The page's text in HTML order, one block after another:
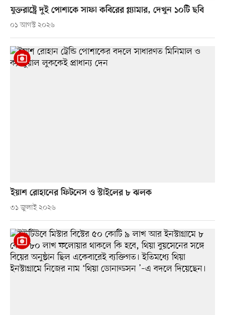
যুক্তরাষ্ট্রে দুই পোশাকে সাফা কবিরের গ্ল্যামার, দেখুন ১০টি ছবি
০১ আগস্ট ২০২৬
ইয়াশ রোহানের ফিটনেস ও স্টাইলের ৮ ঝলক
৩১ জুলাই ২০২৬